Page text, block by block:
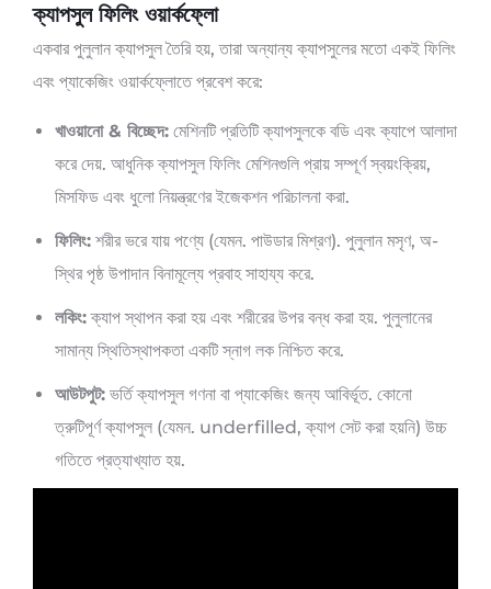
ক্যাপসুল ফিলিং ওয়ার্কফ্লো
একবার পুলুলান ক্যাপসুল তৈরি হয়, তারা অন্যান্য ক্যাপসুলের মতো একই ফিলিং
এবং প্যাকেজিং ওয়ার্কফ্লোতে প্রবেশ করে:
খাওয়ানো & বিচ্ছেদ: মেশিনটি প্রতিটি ক্যাপসুলকে বডি এবং ক্যাপে আলাদা
করে দেয়. আধুনিক ক্যাপসুল ফিলিং মেশিনগুলি প্রায় সম্পূর্ণ স্বয়ংক্রিয়,
মিসফিড এবং ধুলো নিয়ন্ত্রণের ইজেকশন পরিচালনা করা.
ফিলিং: শরীর ভরে যায় পণ্যে (যেমন. পাউডার মিশ্রণ). পুলুলান মসৃণ, অ-
স্থির পৃষ্ঠ উপাদান বিনামূল্যে প্রবাহ সাহায্য করে.
লকিং:ক্যাপ স্থাপন করা হয় এবং শরীরের উপর বন্ধ করা হয়. পুলুলানের
সামান্য স্থিতিস্থাপকতা একটি স্নাগ লক নিশ্চিত করে.
আউটপুট: ভর্তি ক্যাপসুল গণনা বা প্যাকেজিং জন্য আবির্ভূত. কোনো
ত্রুটিপূর্ণ ক্যাপসুল (যেমন. underfilled, ক্যাপ সেট করা হয়নি) উচ্চ
গতিতে প্রত্যাখ্যাত হয়.